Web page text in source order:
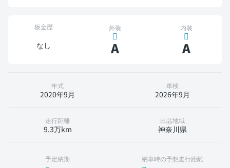
板金歴
なし
外装
A
内装
A
年式
2020年9月
車検
2026年9月
走行距離
9.3万km
出品地域
神奈川県
予定納期 納車時の予想走行距離